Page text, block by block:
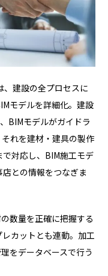
建設の全プロセスに
モデルを詳細化。建設
BIMモデルがガイドラ
れを建材・建具の製作
対応し、BIM施工モデ
との情報をつなぎま
数量を正確に把握する
カットとも連動。加工
をデータベースで行う